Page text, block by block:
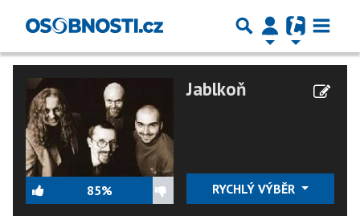
85%
Jablkoň
RYCHLÝ VÝBĚR